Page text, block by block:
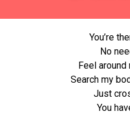
You’re
No
Feel
Search my
Just
You